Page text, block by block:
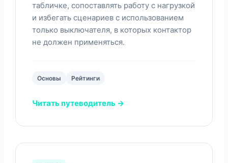
табличке, сопоставлять работу с нагрузкой
и избегать сценариев с использованием
только выключателя, в которых контактор
не должен применяться.
Основы Рейтинги
Читать путеводитель →